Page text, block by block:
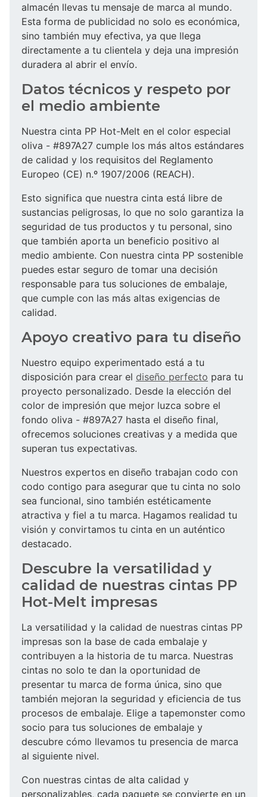
almacén llevas tu mensaje de marca al mundo.
Esta forma de publicidad no solo es económica,
sino también muy efectiva, ya que llega
directamente a tu clientela y deja una impresión
duradera al abrir el envío.
Datos técnicos y respeto por
el medio ambiente
Nuestra cinta PP Hot-Melt en el color especial
oliva - #897A27 cumple los más altos estándares
de calidad y los requisitos del Reglamento
Europeo (CE) n.º 1907/2006 (REACH).
Esto significa que nuestra cinta está libre de
sustancias peligrosas, lo que no solo garantiza la
seguridad de tus productos y tu personal, sino
que también aporta un beneficio positivo al
medio ambiente. Con nuestra cinta PP sostenible
puedes estar seguro de tomar una decisión
responsable para tus soluciones de embalaje,
que cumple con las más altas exigencias de
calidad.
Apoyo creativo para tu diseño
Nuestro equipo experimentado está a tu
disposición para crear el diseño perfecto para tu
proyecto personalizado. Desde la elección del
color de impresión que mejor luzca sobre el
fondo oliva - #897A27 hasta el diseño final,
ofrecemos soluciones creativas y a medida que
superan tus expectativas.
Nuestros expertos en diseño trabajan codo con
codo contigo para asegurar que tu cinta no solo
sea funcional, sino también estéticamente
atractiva y fiel a tu marca. Hagamos realidad tu
visión y convirtamos tu cinta en un auténtico
destacado.
Descubre la versatilidad y
calidad de nuestras cintas PP
Hot-Melt impresas
La versatilidad y la calidad de nuestras cintas PP
impresas son la base de cada embalaje y
contribuyen a la historia de tu marca. Nuestras
cintas no solo te dan la oportunidad de
presentar tu marca de forma única, sino que
también mejoran la seguridad y eficiencia de tus
procesos de embalaje. Elige a tapemonster como
socio para tus soluciones de embalaje y
descubre cómo llevamos tu presencia de marca
al siguiente nivel.
Con nuestras cintas de alta calidad y
personalizables, cada paquete se convierte en un